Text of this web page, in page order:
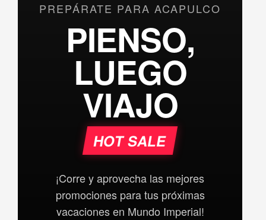
PREPÁRATE PARA ACAPULCO
PIENSO,
LUEGO
VIAJO
HOT SALE
¡Corre y aprovecha las mejores
promociones para tus próximas
vacaciones en Mundo Imperial!